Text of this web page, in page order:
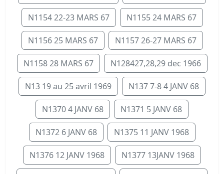
N1154 22-23 MARS 67 N1155 24 MARS 67
N1156 25 MARS 67 N1157 26-27 MARS 67
N1158 28 MARS 67 N128427,28,29 dec 1966
N13 19 au 25 avril 1969 N137 7-8 4 JANV 68
N1370 4 JANV 68 N1371 5 JANV 68
N1372 6 JANV 68 N1375 11 JANV 1968
N1376 12 JANV 1968 N1377 13JANV 1968